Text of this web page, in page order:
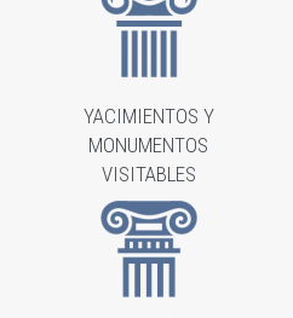
YACIMIENTOS Y
MONUMENTOS
VISITABLES